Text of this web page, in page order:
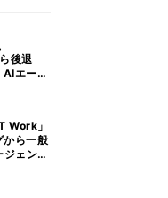
後退
エージ
Work」
ら一般
ェント